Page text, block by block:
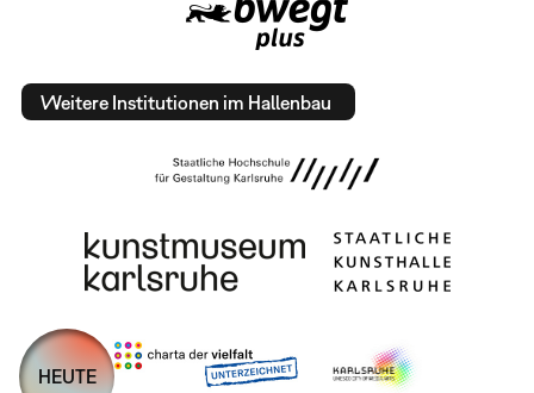
Weitere Institutionen im Hallenbau
HEUTE